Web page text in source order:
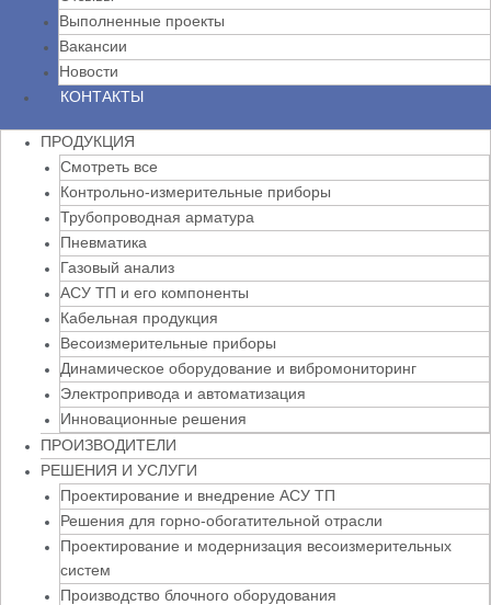
Выполненные проекты
Вакансии
Новости
КОНТАКТЫ
ПРОДУКЦИЯ
Смотреть все
Контрольно-измерительные приборы
Трубопроводная арматура
Пневматика
Газовый анализ
АСУ ТП и его компоненты
Кабельная продукция
Весоизмерительные приборы
Динамическое оборудование и вибромониторинг
Электропривода и автоматизация
Инновационные решения
ПРОИЗВОДИТЕЛИ
РЕШЕНИЯ И УСЛУГИ
Проектирование и внедрение АСУ ТП
Решения для горно-обогатительной отрасли
Проектирование и модернизация весоизмерительных
систем
Производство блочного оборудования